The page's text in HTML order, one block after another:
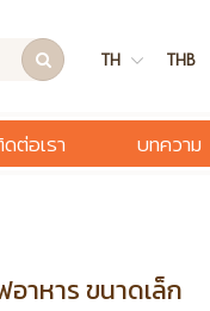
TH THB
ต่อเรา บทความ
อาหาร ขนาดเล็ก